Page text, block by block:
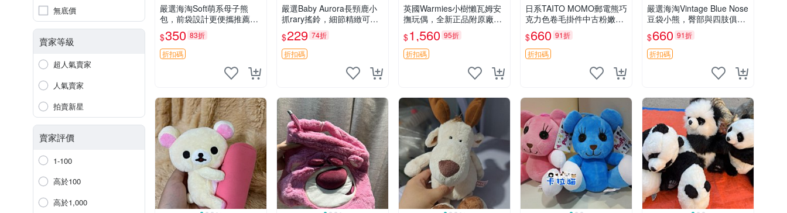
無底價
賣家等級
超人氣賣家
人氣賣家
拍賣新星
賣家評價
1-100
高於100
高於1,000
嚴選海淘Soft萌系母子熊
包，前袋設計更便攜推薦收
藏 母子熊 軟綿綿 包包
$350 83折
折扣碼
嚴選Baby Aurora長頸鹿小
抓rary搖鈴，細節精緻可聆
聽清脆鈴音 軟萌可愛 定制
紀念 金屬搖鈴 新手媽咪推
薦 長頸鹿 抓rary 搖鈴
$229 74折
折扣碼
英國Warmies小樹懶瓦姆安
撫玩偶，全新正品附原廠吊
牌與防塵袋，內藏薰衣草可
加熱，適合各個年齡層，冷
暖兩用享受抱抱樂趣，不容
錯過嚴選好物 溫暖 冷感
$1,560 95折
折扣碼
日系TAITO MOMO郵電熊巧
克力色卷毛掛件中古粉嫩玩
偶微瑕推薦 postpet momo
郵電熊 中古玩偶
$660 91折
折扣碼
嚴選海淘Vintage Blue Nose
豆袋小熊，臀部與四肢俱
全，坐高11公分，附原盒與
吊牌收藏。藍鼻子小熊，值
得擁有 玩具 憶熊
$660 91折
折扣碼